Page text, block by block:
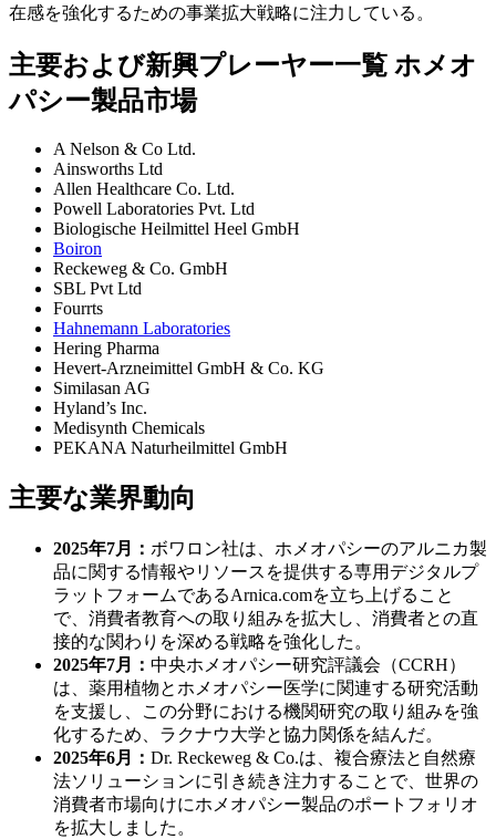
在感を強化するための事業拡大戦略に注力している。
主要および新興プレーヤー一覧 ホメオ
パシー製品市場
A Nelson & Co Ltd.
Ainsworths Ltd
Allen Healthcare Co. Ltd.
Powell Laboratories Pvt. Ltd
Biologische Heilmittel Heel GmbH
Boiron
Reckeweg & Co. GmbH
SBL Pvt Ltd
Fourrts
Hahnemann Laboratories
Hering Pharma
Hevert-Arzneimittel GmbH & Co. KG
Similasan AG
Hyland’s Inc.
Medisynth Chemicals
PEKANA Naturheilmittel GmbH
主要な業界動向
2025年7月： ボワロン社は、ホメオパシーのアルニカ製
品に関する情報やリソースを提供する専用デジタルプ
ラットフォームであるArnica.comを立ち上げること
で、消費者教育への取り組みを拡大し、消費者との直
接的な関わりを深める戦略を強化した。
2025年7月： 中央ホメオパシー研究評議会（CCRH）
は、薬用植物とホメオパシー医学に関連する研究活動
を支援し、この分野における機関研究の取り組みを強
化するため、ラクナウ大学と協力関係を結んだ。
2025年6月： Dr. Reckeweg & Co.は、複合療法と自然療
法ソリューションに引き続き注力することで、世界の
消費者市場向けにホメオパシー製品のポートフォリオ
を拡大しました。